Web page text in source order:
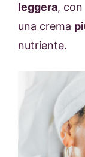
leggera,
una crema
nutriente.